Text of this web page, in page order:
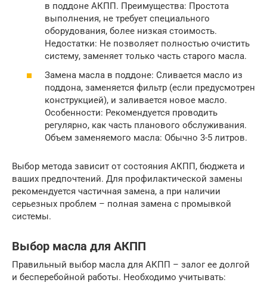
в поддоне АКПП. Преимущества: Простота
выполнения, не требует специального
оборудования, более низкая стоимость.
Недостатки: Не позволяет полностью очистить
систему, заменяет только часть старого масла.
Замена масла в поддоне: Сливается масло из
поддона, заменяется фильтр (если предусмотрен
конструкцией), и заливается новое масло.
Особенности: Рекомендуется проводить
регулярно, как часть планового обслуживания.
Объем заменяемого масла: Обычно 3-5 литров.
Выбор метода зависит от состояния АКПП, бюджета и
ваших предпочтений. Для профилактической замены
рекомендуется частичная замена, а при наличии
серьезных проблем – полная замена с промывкой
системы.
Выбор масла для АКПП
Правильный выбор масла для АКПП – залог ее долгой
и бесперебойной работы. Необходимо учитывать: